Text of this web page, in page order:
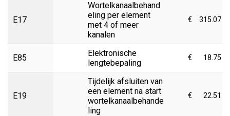
E17
Wortelkanaalbehand
eling per element
met 4 of meer
kanalen
€ 315.07
E85
Elektronische
lengtebepaling
€ 18.75
E19
Tijdelijk afsluiten van
een element na start
wortelkanaalbehande
ling
€ 22.51